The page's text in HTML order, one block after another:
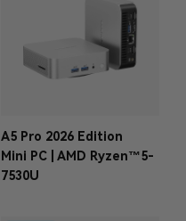
A5 Pro 2026 Edition
Mini PC | AMD Ryzen™5-
7530U